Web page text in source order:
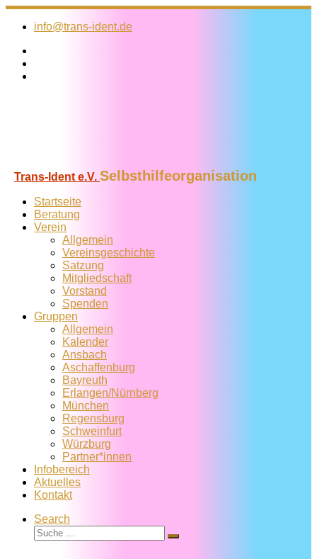
Zum
Inhalt
info@trans-ident.de
Trans-Ident e.V. Selbsthilfeorganisation
Startseite
Beratung
Verein
Allgemein
Vereins­geschichte
Satzung
Mitglied­schaft
Vorstand
Spenden
Gruppen
Allgemein
Kalender
Ansbach
Aschaffenburg
Bayreuth
Erlangen/Nürnberg
München
Regensburg
Schweinfurt
Würzburg
Partner*innen
Infobereich
Aktuelles
Kontakt
Search
Suche
Suche